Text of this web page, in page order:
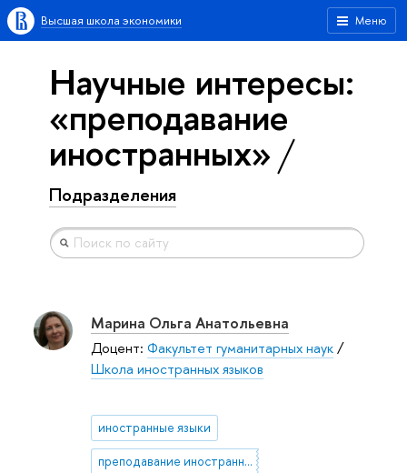
Меню
Высшая школа экономики
Научные интересы:
«преподавание
иностранных»
Подразделения
Марина Ольга Анатольевна
Доцент: Факультет гуманитарных наук/
Школа иностранных языков
иностранные языки
преподавание иностранных